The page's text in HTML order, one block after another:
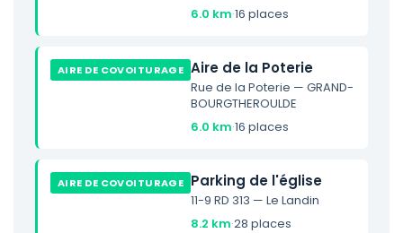
6.0 km·16 places
AIRE DE COVOITURAGE Aire de la Poterie
Rue de la Poterie — GRAND-
BOURGTHEROULDE
6.0 km·16 places
AIRE DE COVOITURAGE Parking de l'église
11-9 RD 313 — Le Landin
8.2 km·28 places